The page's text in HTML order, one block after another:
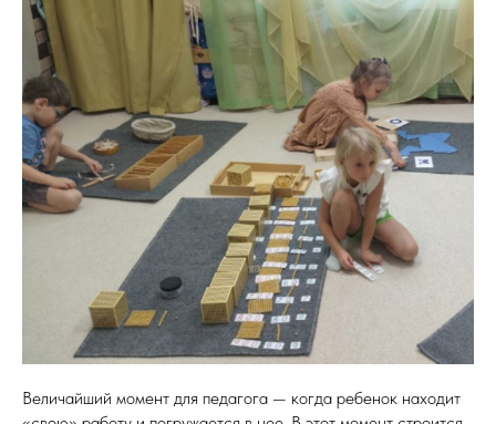
Величайший момент для педагога — когда ребенок находит